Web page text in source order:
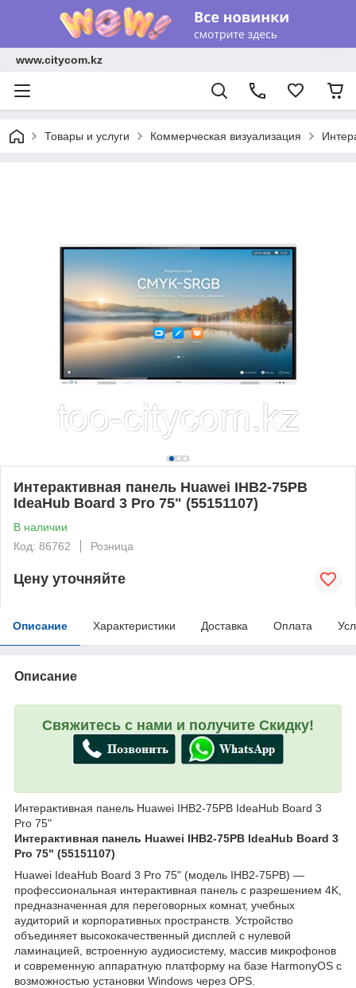
www.citycom.kz
Товары и услуги Коммерческая визуализация
Интерактивная панель Huawei IHB2-75PB
IdeaHub Board 3 Pro 75" (55151107)
В наличии
Код: 86762
Розница
Цену уточняйте
Описание Характеристики Доставка Оплата
Описание
Свяжитесь с нами и получите Скидку!
Интерактивная панель Huawei IHB2-75PB IdeaHub Board 3
Pro 75"
Интерактивная панель Huawei IHB2-75PB IdeaHub Board 3
Pro 75" (55151107)
Huawei IdeaHub Board 3 Pro 75" (модель IHB2-75PB) —
профессиональная интерактивная панель с разрешением 4K,
предназначенная для переговорных комнат, учебных
аудиторий и корпоративных пространств. Устройство
объединяет высококачественный дисплей с нулевой
ламинацией, встроенную аудиосистему, массив микрофонов
и современную аппаратную платформу на базе HarmonyOS с
возможностью установки Windows через OPS.